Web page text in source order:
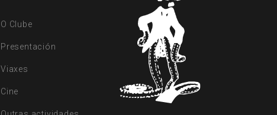
O Clube
Presentación
Viaxes
Cine